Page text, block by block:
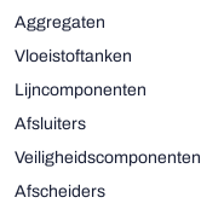
Aggregaten
Vloeistoftanken
Lijncomponenten
Afsluiters
Veiligheidscomponenten
Afscheiders